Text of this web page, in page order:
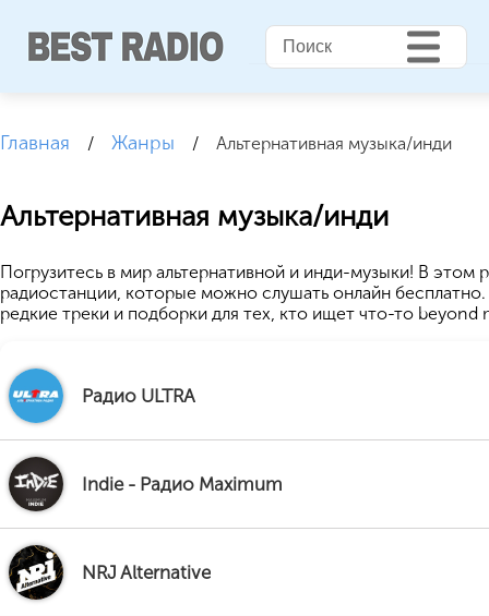
Главная / Жанры / Альтернативная музыка/инди
Альтернативная музыка/инди
Погрузитесь в мир альтернативной и инди-музыки! В этом
радиостанции, которые можно слушать онлайн
редкие треки и подборки для тех, кто ищет что-то beyond
Радио ULTRA
Indie - Радио Maximum
NRJ Alternative